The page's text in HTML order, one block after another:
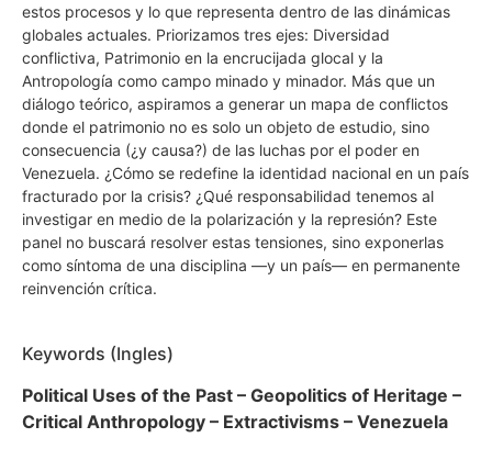
estos procesos y lo que representa dentro de las dinámicas
globales actuales. Priorizamos tres ejes: Diversidad
conflictiva, Patrimonio en la encrucijada glocal y la
Antropología como campo minado y minador. Más que un
diálogo teórico, aspiramos a generar un mapa de conflictos
donde el patrimonio no es solo un objeto de estudio, sino
consecuencia (¿y causa?) de las luchas por el poder en
Venezuela. ¿Cómo se redefine la identidad nacional en un país
fracturado por la crisis? ¿Qué responsabilidad tenemos al
investigar en medio de la polarización y la represión? Este
panel no buscará resolver estas tensiones, sino exponerlas
como síntoma de una disciplina —y un país— en permanente
reinvención crítica.
Keywords (Ingles)
Political Uses of the Past – Geopolitics of Heritage –
Critical Anthropology – Extractivisms – Venezuela